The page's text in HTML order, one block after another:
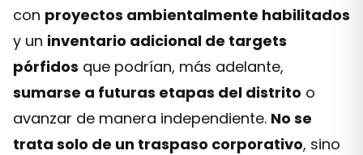
con proyectos ambientalmente habilitados
y un inventario adicional de targets
pórfidos que podrían, más adelante,
sumarse a futuras etapas del distrito o
avanzar de manera independiente. No se
trata solo de un traspaso corporativo, sino